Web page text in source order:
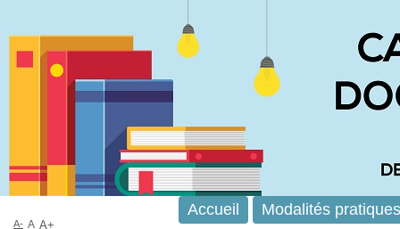
Accueil Modalités pratiques
A- A A+